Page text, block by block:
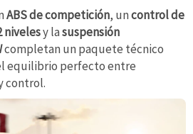
ABS de competición, uncontrol de
nivelesy lasuspensión
completan un paquete técnico
equilibrio perfecto entre
control.